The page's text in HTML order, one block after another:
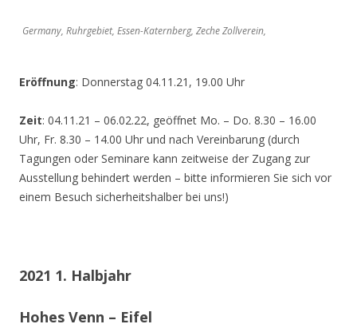
Germany, Ruhrgebiet, Essen-Katernberg, Zeche Zollverein,
Eröffnung: Donnerstag 04.11.21, 19.00 Uhr
Zeit: 04.11.21 – 06.02.22, geöffnet Mo. – Do. 8.30 – 16.00
Uhr, Fr. 8.30 – 14.00 Uhr und nach Vereinbarung (durch
Tagungen oder Seminare kann zeitweise der Zugang zur
Ausstellung behindert werden – bitte informieren Sie sich vor
einem Besuch sicherheitshalber bei uns!)
2021 1. Halbjahr
Hohes Venn – Eifel